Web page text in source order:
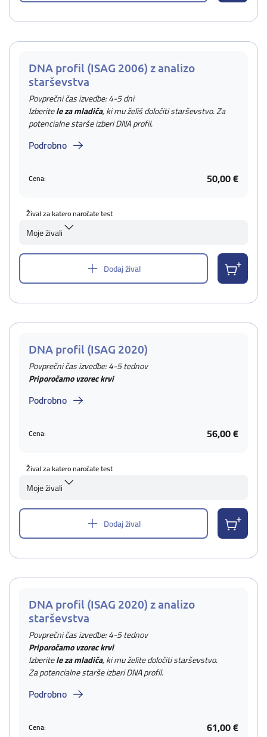
DNA profil (ISAG 2006) z analizo
starševstva
Povprečni čas izvedbe: 4-5 dni
Izberitele za mladiča, ki mu želiš določiti starševstvo. Za
potencialne starše izberi DNA profil.
Podrobno
Cena: 50,00 €
Žival za katero naročate test
Moje živali
Dodaj žival
DNA profil (ISAG 2020)
Povprečni čas izvedbe: 4-5 tednov
Priporočamo vzorec krvi
Podrobno
Cena: 56,00 €
Žival za katero naročate test
Moje živali
Dodaj žival
DNA profil (ISAG 2020) z analizo
starševstva
Povprečni čas izvedbe: 4-5 tednov
Priporočamo vzorec krvi
Izberitele za mladiča, ki mu želite določiti starševstvo.
Za potencialne starše izberi DNA profil.
Podrobno
Cena: 61,00 €